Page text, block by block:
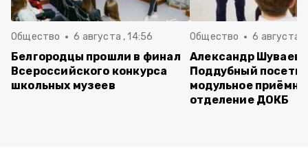
Общество 6 августа , 14:56
Белгородцы прошли в финал
Всероссийского конкурса
школьных музеев
Общество 6 августа ,
Александр Шуваев
Поддубный
модульное
отделение ДОКБ